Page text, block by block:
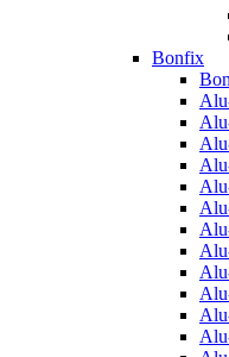
Bonfix